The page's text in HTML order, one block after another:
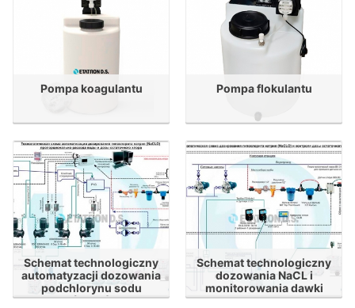
Pompa koagulantu Pompa flokulantu
Schemat technologiczny
automatyzacji dozowania
podchlorynu sodu
(NaCL)
Schemat technologiczny
dozowania NaCL i
monitorowania dawki
resztkowego chloru